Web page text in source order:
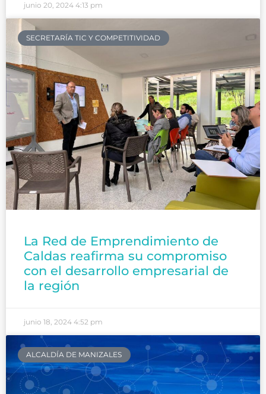
junio 20, 2024 4:13 pm
SECRETARÍA TIC Y COMPETITIVIDAD
La Red de Emprendimiento de
Caldas reafirma su compromiso
con el desarrollo empresarial de
la región
junio 18, 2024 4:52 pm
ALCALDÍA DE MANIZALES